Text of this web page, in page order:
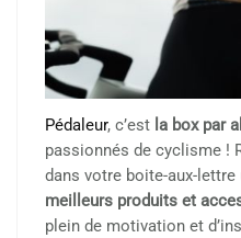
Pédaleur, c’est la box par
passionnés de cyclisme !
dans votre boite-aux-
meilleurs produits et
plein de motivation et